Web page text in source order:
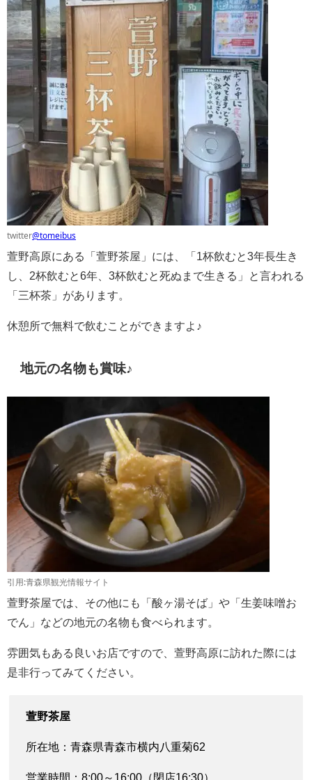
twitter@tomeibus
萱野高原にある「萱野茶屋」には、「1杯飲むと3年長生き
し、2杯飲むと6年、3杯飲むと死ぬまで生きる」と言われる
「三杯茶」があります。
休憩所で無料で飲むことができますよ♪
地元の名物も賞味♪
引用:青森県観光情報サイト
萱野茶屋では、その他にも「酸ヶ湯そば」や「生姜味噌お
でん」などの地元の名物も食べられます。
雰囲気もある良いお店ですので、萱野高原に訪れた際には
是非行ってみてください。
萱野茶屋
所在地：青森県青森市横内八重菊62
営業時間：8:00～16:00（閉店16:30）